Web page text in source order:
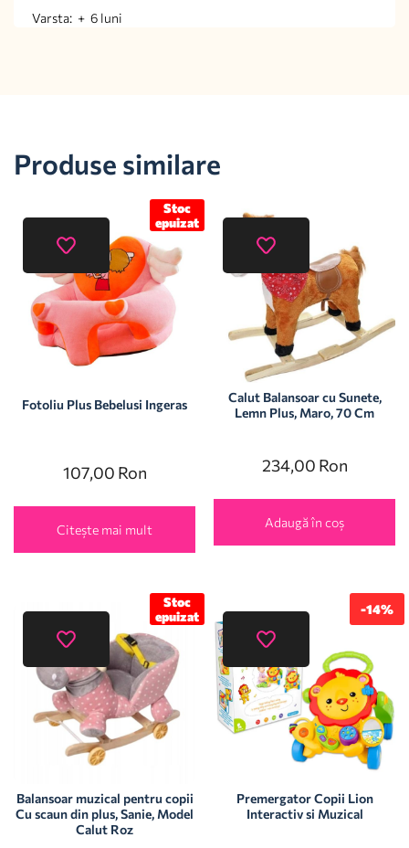
Varsta: + 6 luni
Produse similare
Stoc
epuizat
Fotoliu Plus Bebelusi Ingeras
107,00 Ron
Citește mai mult
Calut Balansoar cu Sunete,
Lemn Plus, Maro, 70 Cm
234,00 Ron
Adaugă în coș
Stoc
epuizat
Balansoar muzical pentru copii
Cu scaun din plus, Sanie, Model
Calut Roz
-14%
Premergator Copii Lion
Interactiv si Muzical